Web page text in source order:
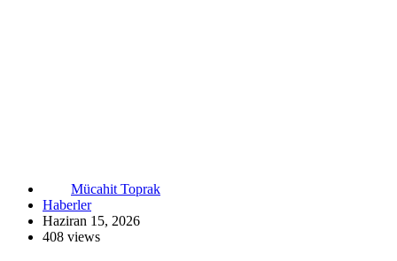
Mücahit Toprak
Haberler
Haziran 15, 2026
408 views